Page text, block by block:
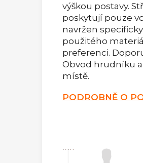
výškou postavy.
poskytují pouze
navržen
použitého
preferenci.
Obvod hrudníku
místě.
PODROBNĚ O